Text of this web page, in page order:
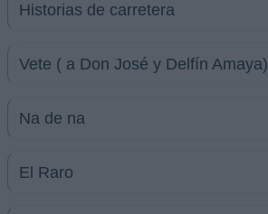
Historias de carretera
Vete ( a Don José y Delfín Amaya)
Na de na
El Raro